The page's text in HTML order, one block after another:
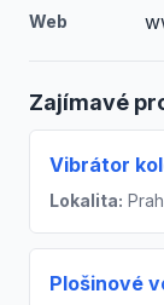
Web
Zajímavé
Vibrátor
Lokalita:
Plošinové